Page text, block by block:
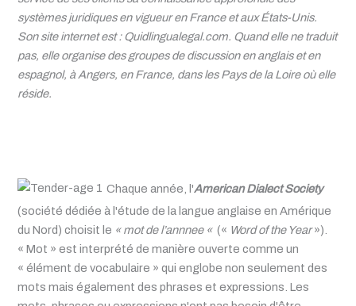
systèmes juridiques en vigueur en France et aux États-Unis.
Son site internet est :Quidlingualegal.com. Quand elle ne traduit
pas, elle organise des groupes de discussion en anglais et en
espagnol, à Angers, en France, dans les Pays de la Loire où elle
réside.
Chaque année, l'American Dialect Society
(société dédiée à l'étude de la langue anglaise en Amérique
du Nord) choisit le « mot de l’annnee « (« Word of the Year»).
« Mot » est interprété de manière ouverte comme un
« élément de vocabulaire » qui englobe non seulement des
mots mais également des phrases et expressions. Les